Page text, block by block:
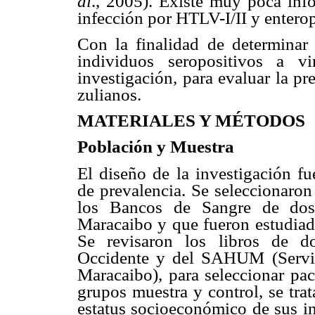
infección por HTLV-I/II y
Con la finalidad de determinar
individuos seropositivos a
investigación, para evaluar la
zulianos.
MATERIALES Y MÉTODOS
Población y Muestra
El diseño de la investigación
de prevalencia. Se
los Bancos de Sangre de
Maracaibo y que fueron
Se revisaron los libros de
Occidente y del SAHUM
Maracaibo), para seleccionar
grupos muestra y control, se
estatus socioeconómico de sus